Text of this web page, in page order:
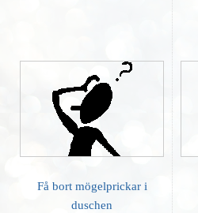
Få bort mögelprickar i
duschen